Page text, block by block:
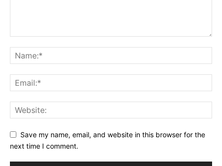
Save my name, email, and website in this browser for the
next time I comment.